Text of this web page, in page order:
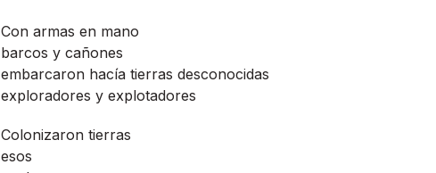
Con armas en mano
barcos y cañones
embarcaron hací­a tierras desconocidas
exploradores y explotadores
Colonizaron tierras
esos